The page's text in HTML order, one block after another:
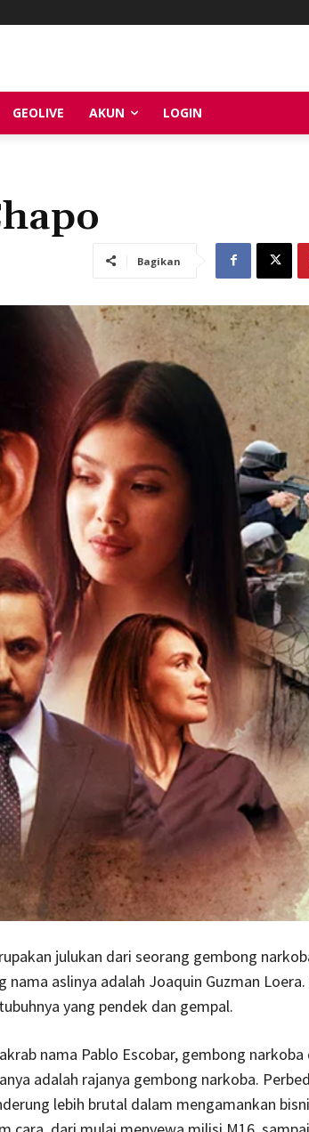
GEOLIVE AKUN LOGIN
Bagikan
julukan dari seorang gembong
nama aslinya adalah Joaquin Guzman Loera.
yang pendek dan gempal.
nama Pablo Escobar, gembong narkoba
adalah rajanya gembong narkoba.
lebih brutal dalam mengamankan